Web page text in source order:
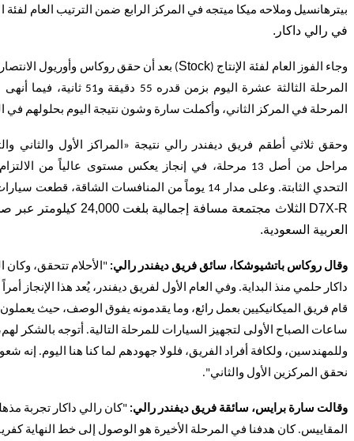
بيترهانسيل وملاحه ميكا ميتجه في المركز الرابع ضمن الترتيب العام لفئة
في رالي داكار.
وجاء الفوز العام لفئة الإنتاج (Stock ) بعد أن حقق روكاس وأوريول
المرحلة الثالثة عشرة اليوم بزمن قدره 55
المرحلة في المركز الثاني، وأكملت سارة وشون نتيجة اليوم بحلولهم في
مراحل من أصل 13 مرحلة، في إنجاز يعكس مستوى عالياً من
التحدي الثابتة. وعلى مدار 14 يوماً من المنافسات الشاقة، قطعت سيارات ديفندر داكار
D7X-R
الثلاث مجتمعة مسافة إجمالية بلغت
العربية السعودية.
وقال روكاس باتشيوشكا، سائق فريق ديفندر رالي: "الأحلام تتحقق، وكان
داكار حلمي منذ البداية. وفي العام الأول لفريق ديفندر، يُعد هذا الإنجاز
قام فريق الميكانيكيين بعمل رائع، وما يقدمونه يفوق الوصف، حيث
ساعات الصباح الأولى لتجهيز السيارات للمرحلة التالية. أتوجه بالشكر
وللمهندسين، ولكافة أفراد الفريق، فلولا جهودهم لما كنا هنا اليوم. إنه
نحقق المركزين الأول والثاني".
وقالت سارة برايس، سائقة فريق ديفندر رالي: "كان رالي داكار تجربة
المقاييس. كان هدفنا في المرحلة الأخيرة هو الوصول إلى خط النهاية